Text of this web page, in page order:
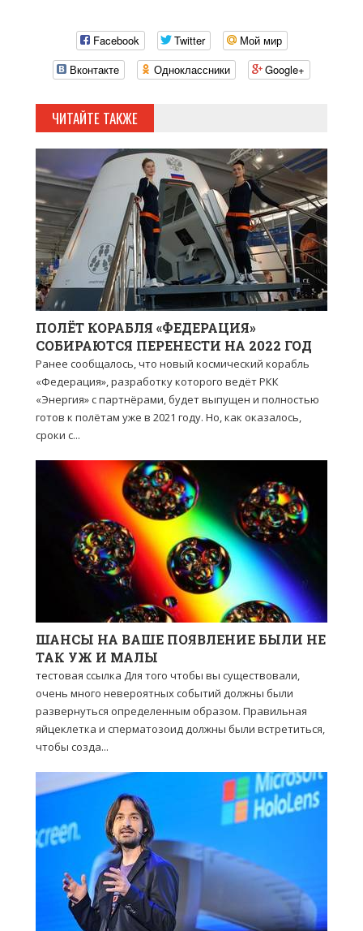
Facebook Twitter
Мой мир
Вконтакте
Одноклассники Google+
ЧИТАЙТЕ ТАКЖЕ
ПОЛЁТ КОРАБЛЯ «ФЕДЕРАЦИЯ»
СОБИРАЮТСЯ ПЕРЕНЕСТИ НА 2022 ГОД
Ранее сообщалось, что новый космический корабль
«Федерация», разработку которого ведёт РКК
«Энергия» с партнёрами, будет выпущен и полностью
готов к полётам уже в 2021 году. Но, как оказалось,
сроки с...
ШАНСЫ НА ВАШЕ ПОЯВЛЕНИЕ БЫЛИ НЕ
ТАК УЖ И МАЛЫ
тестовая ссылка Для того чтобы вы существовали,
очень много невероятных событий должны были
развернуться определенным образом. Правильная
яйцеклетка и сперматозоид должны были встретиться,
чтобы созда...